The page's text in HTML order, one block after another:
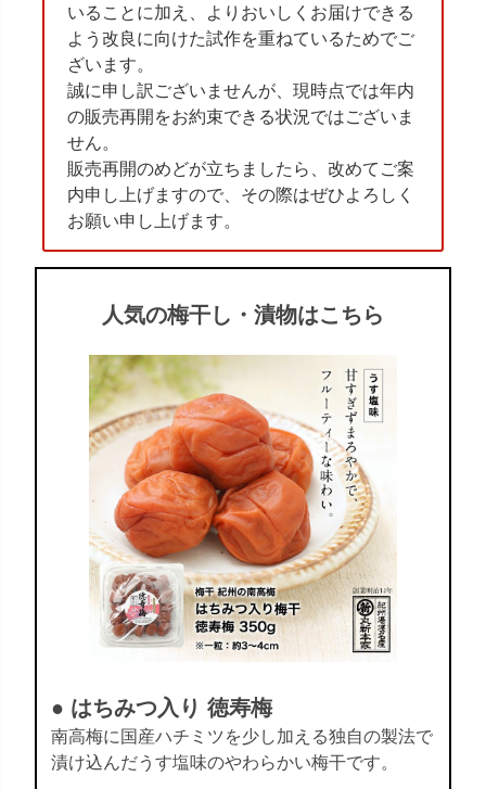
いることに加え、よりおいしくお届けできる
よう改良に向けた試作を重ねているためでご
ざいます。
誠に申し訳ございませんが、現時点では年内
の販売再開をお約束できる状況ではございま
せん。
販売再開のめどが立ちましたら、改めてご案
内申し上げますので、その際はぜひよろしく
お願い申し上げます。
人気の梅干し・漬物はこちら
● はちみつ入り 徳寿梅
南高梅に国産ハチミツを少し加える独自の製法で
漬け込んだうす塩味のやわらかい梅干です。